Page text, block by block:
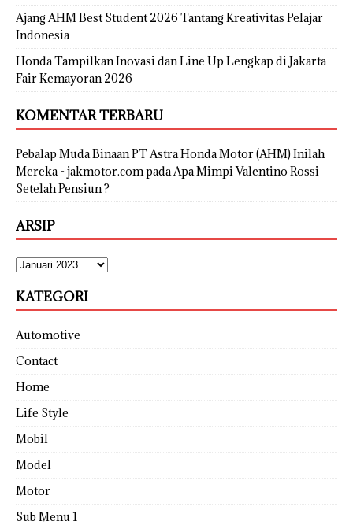
Ajang AHM Best Student 2026 Tantang Kreativitas Pelajar
Indonesia
Honda Tampilkan Inovasi dan Line Up Lengkap di Jakarta
Fair Kemayoran 2026
KOMENTAR TERBARU
Pebalap Muda Binaan PT Astra Honda Motor (AHM) Inilah
Mereka - jakmotor.compadaApa Mimpi Valentino Rossi
Setelah Pensiun ?
ARSIP
KATEGORI
Automotive
Contact
Home
Life Style
Mobil
Model
Motor
Sub Menu 1